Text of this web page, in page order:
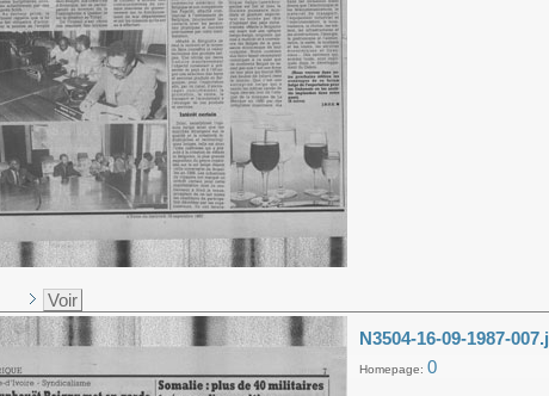
Voir
N3504-16-09-1987-
Homepage: 0